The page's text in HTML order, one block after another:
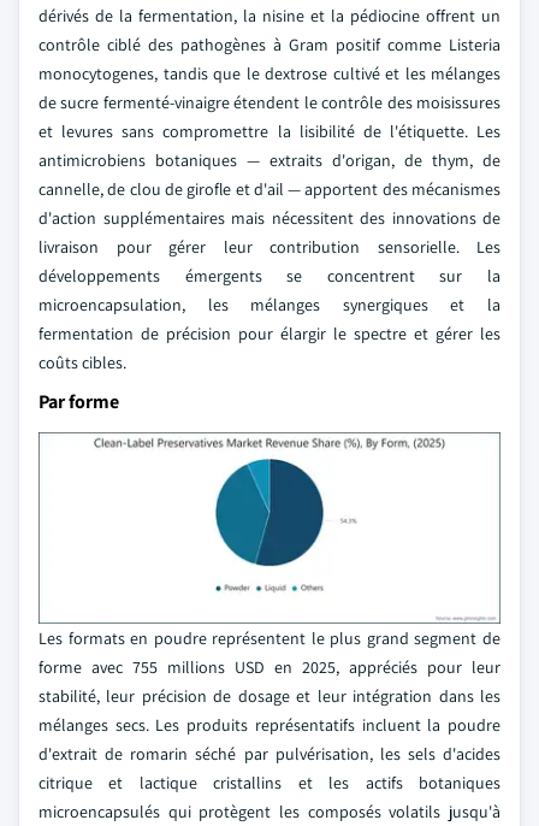
dérivés de la fermentation, la nisine et la pédiocine offrent un
contrôle ciblé des pathogènes à Gram positif comme Listeria
monocytogenes, tandis que le dextrose cultivé et les mélanges
de sucre fermenté-vinaigre étendent le contrôle des moisissures
et levures sans compromettre la lisibilité de l'étiquette. Les
antimicrobiens botaniques — extraits d'origan, de thym, de
cannelle, de clou de girofle et d'ail — apportent des mécanismes
d'action supplémentaires mais nécessitent des innovations de
livraison pour gérer leur contribution sensorielle. Les
développements émergents se concentrent sur la
microencapsulation, les mélanges synergiques et la
fermentation de précision pour élargir le spectre et gérer les
coûts cibles.
Par forme
Les formats en poudre représentent le plus grand segment de
forme avec 755 millions USD en 2025, appréciés pour leur
stabilité, leur précision de dosage et leur intégration dans les
mélanges secs. Les produits représentatifs incluent la poudre
d'extrait de romarin séché par pulvérisation, les sels d'acides
citrique et lactique cristallins et les actifs botaniques
microencapsulés qui protègent les composés volatils jusqu'à